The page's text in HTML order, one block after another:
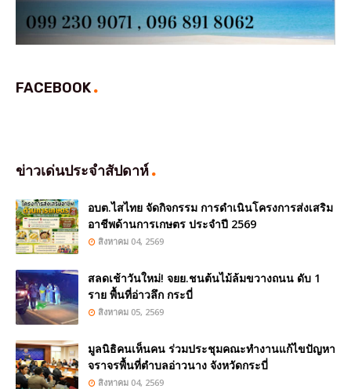
FACEBOOK
ข่าวเด่นประจำสัปดาห์
อบต.ไสไทย จัดกิจกรรม การดำเนินโครงการส่งเสริม
อาชีพด้านการเกษตร ประจำปี 2569
สิงหาคม 04, 2569
สลดเช้าวันใหม่! จยย.ชนต้นไม้ล้มขวางถนน ดับ 1
ราย พื้นที่อ่าวลึก กระบี่
สิงหาคม 05, 2569
มูลนิธิคนเห็นคน ร่วมประชุมคณะทำงานแก้ไขปัญหา
จราจรพื้นที่ตำบลอ่าวนาง จังหวัดกระบี่
สิงหาคม 04, 2569